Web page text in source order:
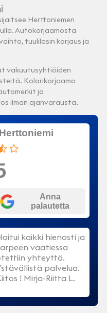
Herttoniemen
Autokorjaamosta
tuulilasin korjaus ja
vakuutusyhtiöiden
Kolarikorjaamo
ja
ilman ajanvarausta.
Anna
palautetta
kaikki hienosti ja
vaatiessa
yhteyttä.
palvelua.
! Mirja-Riitta L.